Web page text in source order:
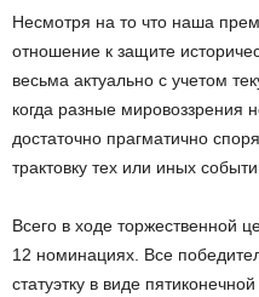
Несмотря на то что наша
отношение к защите
весьма актуально с учетом
когда разные мировоззрения
достаточно прагматично
трактовку тех или иных
Всего в ходе торжественной
12 номинациях. Все
статуэтку в виде